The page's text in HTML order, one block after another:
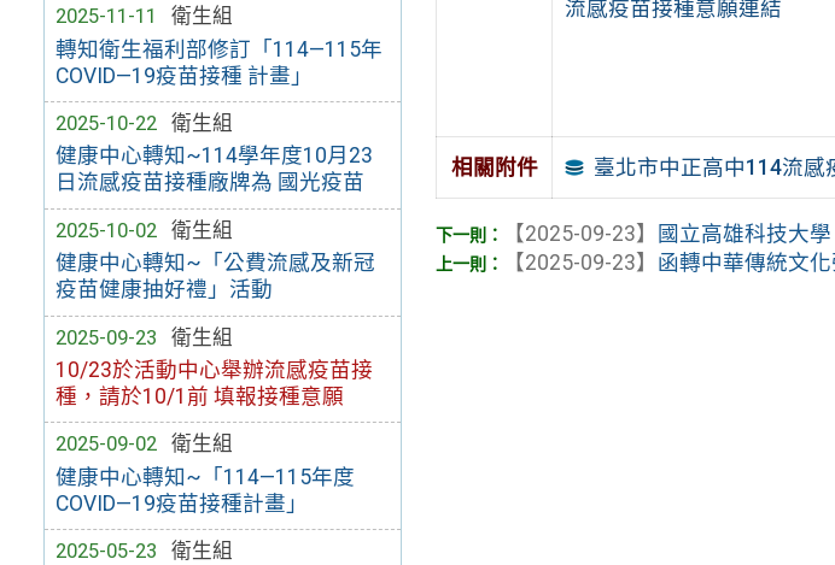
2025-11-11
衛生組
轉知衛生福利部修訂「114—115年
COVID—19疫苗接種 計畫」
2025-10-22
衛生組
健康中心轉知~114學年度10月23
日流感疫苗接種廠牌為 國光疫苗
2025-10-02
衛生組
健康中心轉知~「公費流感及新冠
疫苗健康抽好禮」活動
2025-09-23
衛生組
10/23於活動中心舉辦流感疫苗接
種，請於10/1前 填報接種意願
2025-09-02
衛生組
健康中心轉知~「114—115年度
COVID—19疫苗接種計畫」
2025-05-23
衛生組
流感疫苗接種意願連結
相關附件 臺北市中正高中114流感
【2025-09-23】
國立高雄科技大
【2025-09-23】 函轉中華傳統文